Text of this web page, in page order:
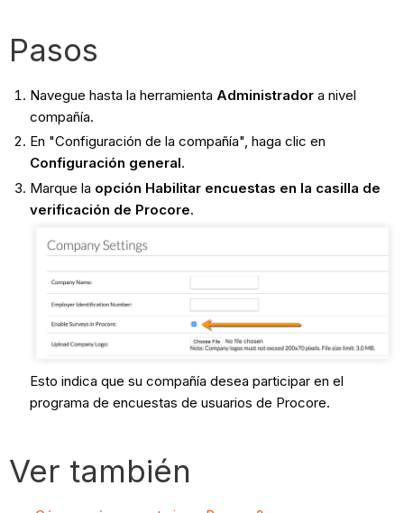
Pasos
Navegue hasta la herramienta Administradora nivel
compañía.
En "Configuración de la compañía", haga clic en
Configuración general.
Marque la opción Habilitar encuestas en la casilla de
verificación de Procore.
Esto indica que su compañía desea participar en el
programa de encuestas de usuarios de Procore.
Ver también